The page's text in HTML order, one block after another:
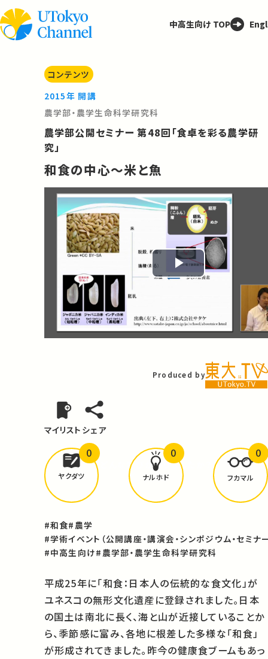
中高生向け TOP
コンテンツ
2015年 開講
農学部・農学生命科学研究科
農学部公開セミナー 第48回「食卓を彩る農学研
究」
和食の中心～米と魚
Play
Produced by
マイリスト シェア
どんな学びがありましたか？
ヤクダツ
0
ナルホド
0
フカマル
0
#和食#農学
#学術イベント（公開講座・講演会・シンポジウム・セミナ
#中高生向け#農学部・農学生命科学研究科
平成25年に「和食：日本人の伝統的な食文化」が
ユネスコの無形文化遺産に登録されました。日本
の国土は南北に長く、海と山が近接していることか
ら、季節感に富み、各地に根差した多様な「和食」
が形成されてきました。昨今の健康食ブームもあっ